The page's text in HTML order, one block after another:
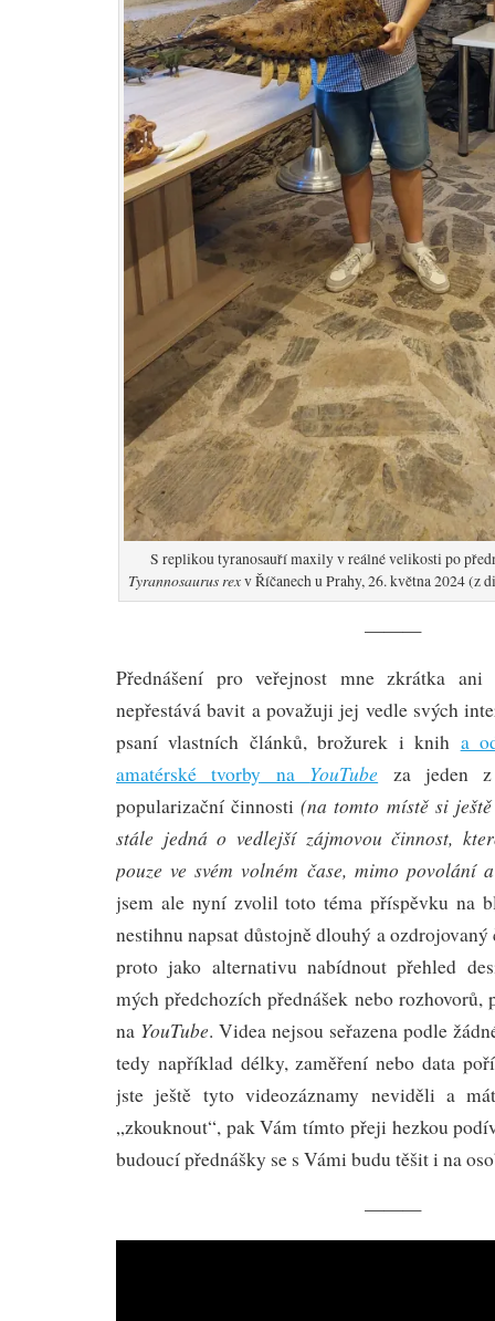
S replikou tyranosauří maxily v reálné velikosti po
Tyrannosaurus rexv Říčanech u Prahy, 26. května 2024 (z
———
Přednášení pro veřejnost mne zkrátka ani
nepřestává bavit a považuji jej vedle svých
psaní vlastních článků, brožurek i knih a
amatérské tvorby na YouTube za jeden
popularizační činnosti(na tomto místě si
stále jedná o vedlejší zájmovou činnost,
pouze ve svém volném čase, mimo povolání
jsem ale nyní zvolil toto téma příspěvku na
nestihnu napsat důstojně dlouhý a
proto jako alternativu nabídnout přehled
mých předchozích přednášek nebo rozhovorů,
na YouTube. Videa nejsou seřazena podle
tedy například délky, zaměření nebo data
jste ještě tyto videozáznamy neviděli a
„zkouknout“, pak Vám tímto přeji hezkou
budoucí přednášky se s Vámi budu těšit i na
———